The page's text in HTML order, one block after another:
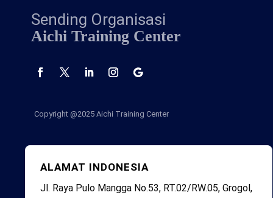
Sending Organisasi
Aichi Training Center
Copyright @2025 Aichi Training Center
ALAMAT INDONESIA
Jl. Raya Pulo Mangga No.53, RT.02/RW.05, Grogol,